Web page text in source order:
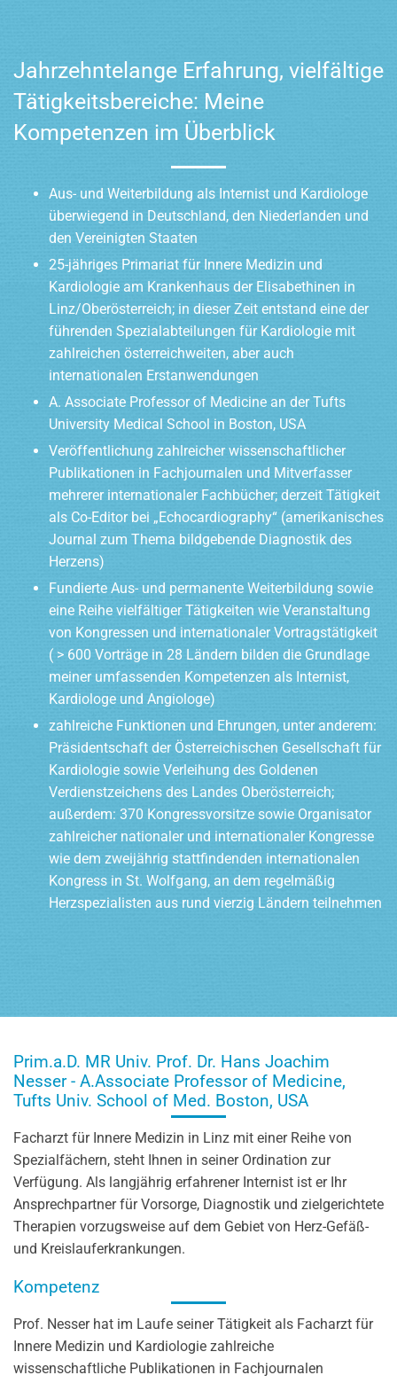
Jahrzehntelange Erfahrung, vielfältige
Tätigkeitsbereiche: Meine
Kompetenzen im Überblick
Aus- und Weiterbildung als Internist und Kardiologe
überwiegend in Deutschland, den Niederlanden und
den Vereinigten Staaten
25-jähriges Primariat für Innere Medizin und
Kardiologie am Krankenhaus der Elisabethinen in
Linz/Oberösterreich; in dieser Zeit entstand eine der
führenden Spezialabteilungen für Kardiologie mit
zahlreichen österreichweiten, aber auch
internationalen Erstanwendungen
A. Associate Professor of Medicine an der Tufts
University Medical School in Boston, USA
Veröffentlichung zahlreicher wissenschaftlicher
Publikationen in Fachjournalen und Mitverfasser
mehrerer internationaler Fachbücher; derzeit Tätigkeit
als Co-Editor bei „Echocardiography“ (amerikanisches
Journal zum Thema bildgebende Diagnostik des
Herzens)
Fundierte Aus- und permanente Weiterbildung sowie
eine Reihe vielfältiger Tätigkeiten wie Veranstaltung
von Kongressen und internationaler Vortragstätigkeit
( > 600 Vorträge in 28 Ländern bilden die Grundlage
meiner umfassenden Kompetenzen als Internist,
Kardiologe und Angiologe)
zahlreiche Funktionen und Ehrungen, unter anderem:
Präsidentschaft der Österreichischen Gesellschaft für
Kardiologie sowie Verleihung des Goldenen
Verdienstzeichens des Landes Oberösterreich;
außerdem: 370 Kongressvorsitze sowie Organisator
zahlreicher nationaler und internationaler Kongresse
wie dem zweijährig stattfindenden internationalen
Kongress in St. Wolfgang, an dem regelmäßig
Herzspezialisten aus rund vierzig Ländern teilnehmen
Prim.a.D. MR Univ. Prof. Dr. Hans Joachim
Nesser - A.Associate Professor of Medicine,
Tufts Univ. School of Med. Boston, USA
Facharzt für Innere Medizin in Linz mit einer Reihe von
Spezialfächern, steht Ihnen in seiner Ordination zur
Verfügung. Als langjährig erfahrener Internist ist er Ihr
Ansprechpartner für Vorsorge, Diagnostik und zielgerichtete
Therapien vorzugsweise auf dem Gebiet von Herz-Gefäß-
und Kreislauferkrankungen.
Kompetenz
Prof. Nesser hat im Laufe seiner Tätigkeit als Facharzt für
Innere Medizin und Kardiologie zahlreiche
wissenschaftliche Publikationen in Fachjournalen